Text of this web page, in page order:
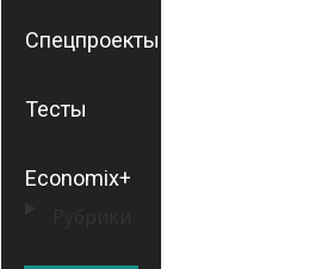
Спецпроекты
Тесты
Economix+